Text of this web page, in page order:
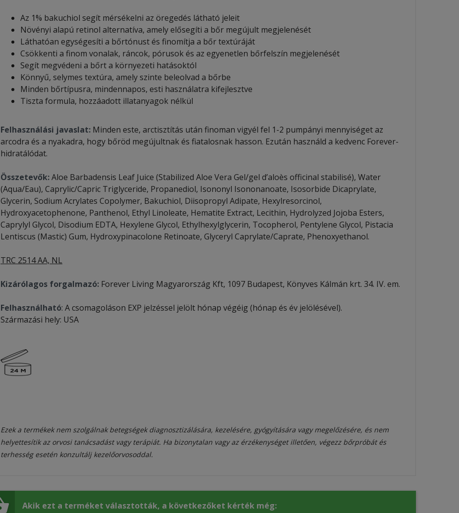
Az 1% bakuchiol segít mérsékelni az öregedés látható jeleit
Növényi alapú retinol alternatíva, amely elősegíti a bőr megújult megjelenését
Láthatóan egységesíti a bőrtónust és finomítja a bőr textúráját
Csökkenti a finom vonalak, ráncok, pórusok és az egyenetlen bőrfelszín megjelenését
Segít megvédeni a bőrt a környezeti hatásoktól
Könnyű, selymes textúra, amely szinte beleolvad a bőrbe
Minden bőrtípusra, mindennapos, esti használatra kifejlesztve
Tiszta formula, hozzáadott illatanyagok nélkül
Felhasználási javaslat: Minden este, arctisztítás után finoman vigyél fel 1-2 pumpányi mennyiséget az
arcodra és a nyakadra, hogy bőröd megújultnak és fiatalosnak hasson. Ezután használd a kedvenc Forever-
hidratálódat.
Összetevők:Aloe Barbadensis Leaf Juice (Stabilized Aloe Vera Gel/gel d’aloès officinal stabilisé), Water
(Aqua/Eau), Caprylic/Capric Triglyceride, Propanediol, Isononyl Isononanoate, Isosorbide Dicaprylate,
Glycerin, Sodium Acrylates Copolymer, Bakuchiol, Diisopropyl Adipate, Hexylresorcinol,
Hydroxyacetophenone, Panthenol, Ethyl Linoleate, Hematite Extract, Lecithin, Hydrolyzed Jojoba Esters,
Caprylyl Glycol, Disodium EDTA, Hexylene Glycol, Ethylhexylglycerin, Tocopherol, Pentylene Glycol, Pistacia
Lentiscus (Mastic) Gum, Hydroxypinacolone Retinoate, Glyceryl Caprylate/Caprate, Phenoxyethanol.
TRC 2514 AA, NL
Kizárólagos forgalmazó: Forever Living Magyarország Kft, 1097 Budapest, Könyves Kálmán krt. 34. IV. em.
Felhasználható: A csomagoláson EXP jelzéssel jelölt hónap végéig (hónap és év jelölésével).
Származási hely: USA
Ezek a termékek nem szolgálnak betegségek diagnosztizálására, kezelésére, gyógyítására vagy megelőzésére, és nem
helyettesítik az orvosi tanácsadást vagy terápiát. Ha bizonytalan vagy az érzékenységet illetően, végezz bőrpróbát és
terhesség esetén konzultálj kezelőorvosoddal.
Akik ezt a terméket választották, a következőket kérték még: